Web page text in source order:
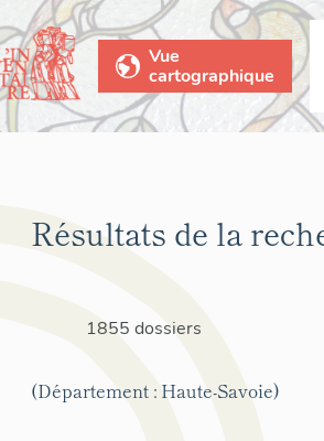
Vue
cartographique
Résultats de la
1855 dossiers
(Département : Haute-Savoie)